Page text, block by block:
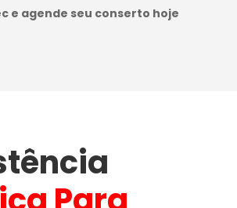
e agende seu conserto hoje